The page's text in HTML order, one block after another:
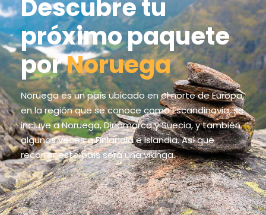
Descubre tu
próximo paquete
porNoruega
Noruega es un país ubicado en el norte de Europa,
en la región que se conoce como Escandinavia, se
incluye a Noruega, Dinamarca y Suecia, y también
algunas veces a Finlandia e Islandia. Así que
recorrer este país será una vikinga.